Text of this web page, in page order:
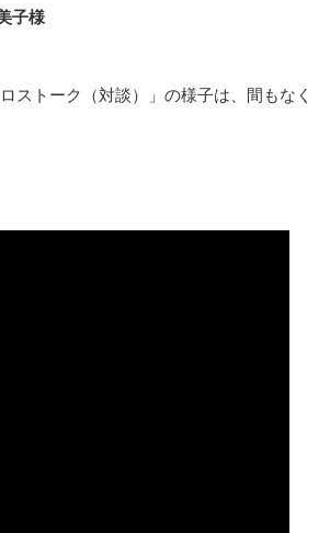
子様
ストーク（対談）」の様子は、間もなく